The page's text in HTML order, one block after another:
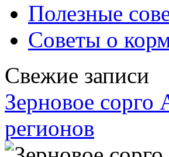
Полезные
Советы о
Свежие записи
Зерновое
регионов